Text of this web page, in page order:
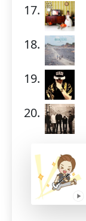
17.
18.
19.
20.